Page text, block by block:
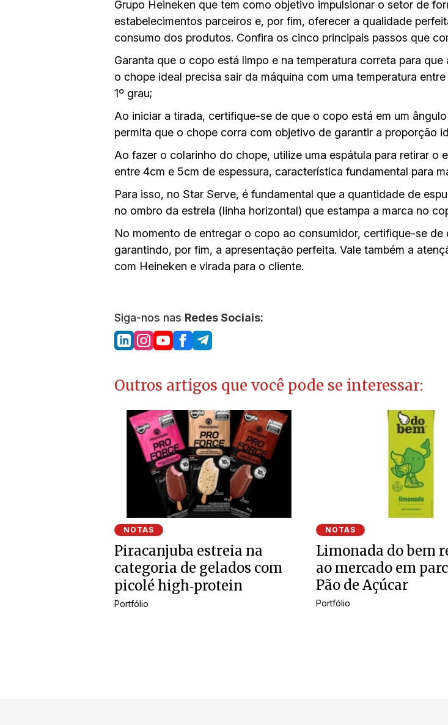
Grupo Heineken que tem como objetivo impulsionar o setor de
estabelecimentos parceiros e, por fim, oferecer a qualidade
consumo dos produtos. Confira os cinco principais passos que
Garanta que o copo está limpo e na temperatura correta para
o chope ideal precisa sair da máquina com uma temperatura
1º grau;
Ao iniciar a tirada, certifique-se de que o copo está em um
permita que o chope corra com objetivo de garantir a proporção
Ao fazer o colarinho do chope, utilize uma espátula para retirar o
entre 4cm e 5cm de espessura, característica fundamental para
Para isso, no Star Serve, é fundamental que a quantidade de
no ombro da estrela (linha horizontal) que estampa a marca no
No momento de entregar o copo ao consumidor, certifique-se de
garantindo, por fim, a apresentação perfeita. Vale também a
com Heineken e virada para o cliente.
Siga-nos nas Redes Sociais:
Outros artigos que você pode se interessar:
NOTAS
Piracanjuba estreia na
categoria de gelados com
picolé high‑protein
Portfólio
NOTAS
Limonada do bem
ao mercado em
Pão de Açúcar
Portfólio